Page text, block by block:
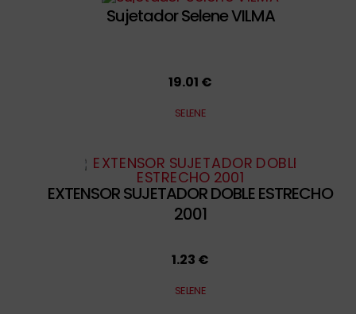
Sujetador Selene VILMA
19.01 €
SELENE
EXTENSOR SUJETADOR DOBLE ESTRECHO
2001
1.23 €
SELENE